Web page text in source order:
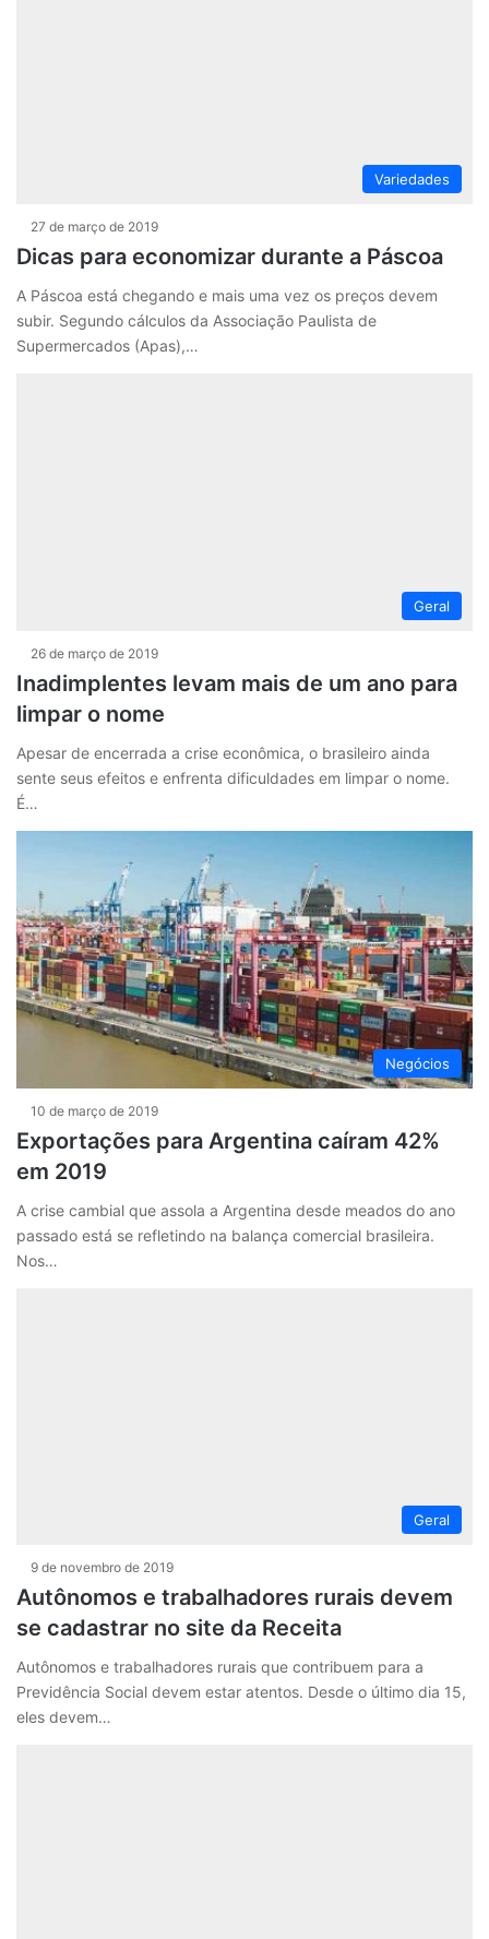
Variedades
27 de março de 2019
Dicas para economizar durante a Páscoa
A Páscoa está chegando e mais uma vez os preços devem
subir. Segundo cálculos da Associação Paulista de
Supermercados (Apas),…
Geral
26 de março de 2019
Inadimplentes levam mais de um ano para
limpar o nome
Apesar de encerrada a crise econômica, o brasileiro ainda
sente seus efeitos e enfrenta dificuldades em limpar o nome.
É…
Negócios
10 de março de 2019
Exportações para Argentina caíram 42%
em 2019
A crise cambial que assola a Argentina desde meados do ano
passado está se refletindo na balança comercial brasileira.
Nos…
Geral
9 de novembro de 2019
Autônomos e trabalhadores rurais devem
se cadastrar no site da Receita
Autônomos e trabalhadores rurais que contribuem para a
Previdência Social devem estar atentos. Desde o último dia 15,
eles devem…